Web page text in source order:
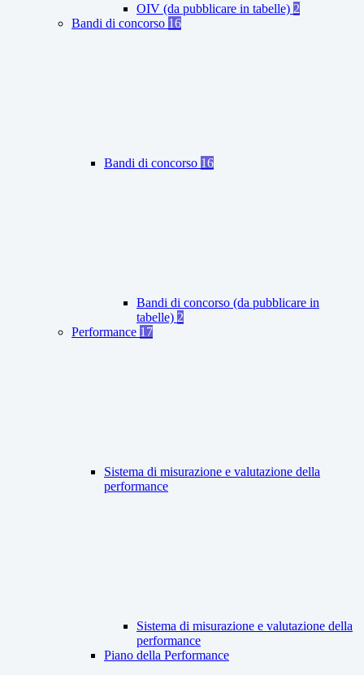
OIV (da pubblicare in tabelle) 2
Bandi di concorso 16
Bandi di concorso 16
Bandi di concorso (da pubblicare in
tabelle) 2
Performance 17
Sistema di misurazione e valutazione della
performance
Sistema di misurazione e valutazione della
performance
Piano della Performance